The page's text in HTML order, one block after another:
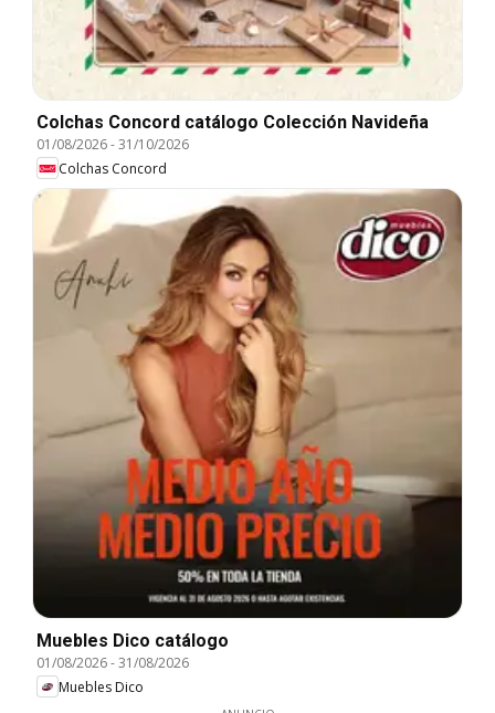
Colchas Concord catálogo Colección Navideña
01/08/2026-31/10/2026
Colchas Concord
Muebles Dico catálogo
01/08/2026-31/08/2026
Muebles Dico